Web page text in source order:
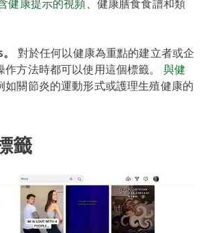
健康提示的視頻、健康膳食食譜和類
對於任何以健康為重點的建立者或企
方法時都可以使用這個標籤。 與健
如關節炎的運動形式或護理生殖健康的
籤